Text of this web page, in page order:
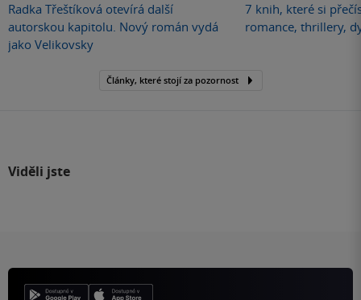
Radka Třeštíková otevírá další
autorskou kapitolu. Nový román vydá
jako Velikovsky
7 knih, které si
romance, thrillery,
Články, které stojí za pozornost
Viděli jste